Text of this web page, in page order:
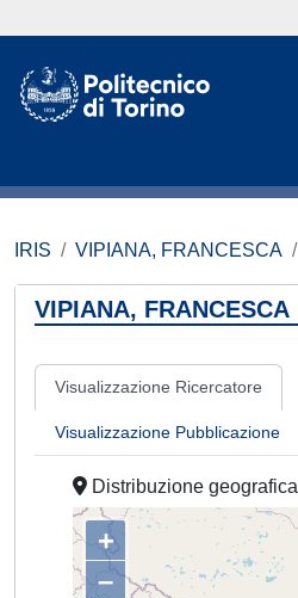
IRIS VIPIANA, FRANCESCA
VIPIANA, FRANCESCA
Visualizzazione Ricercatore
Visualizzazione Pubblicazione
Distribuzione geografica
+
–